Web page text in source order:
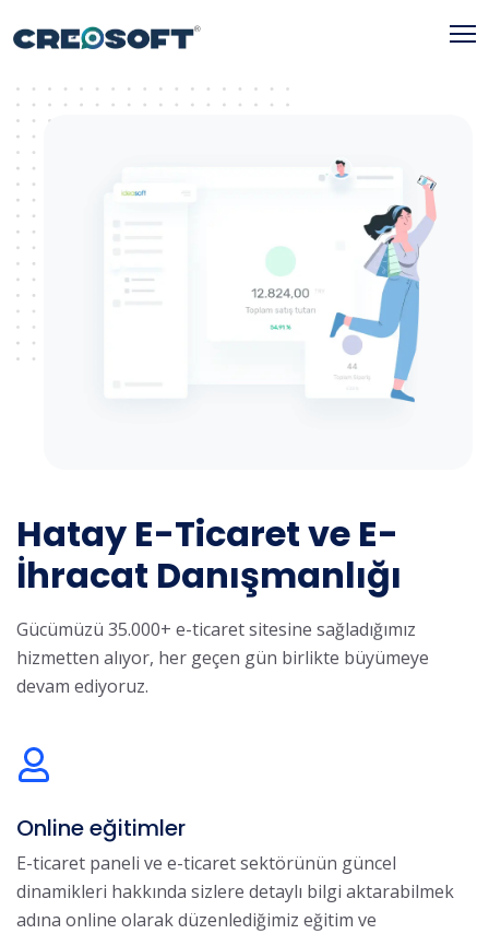
Hatay E-Ticaret ve E-
İhracat Danışmanlığı
Gücümüzü 35.000+ e-ticaret sitesine sağladığımız
hizmetten alıyor, her geçen gün birlikte büyümeye
devam ediyoruz.
Online eğitimler
E-ticaret paneli ve e-ticaret sektörünün güncel
dinamikleri hakkında sizlere detaylı bilgi aktarabilmek
adına online olarak düzenlediğimiz eğitim ve